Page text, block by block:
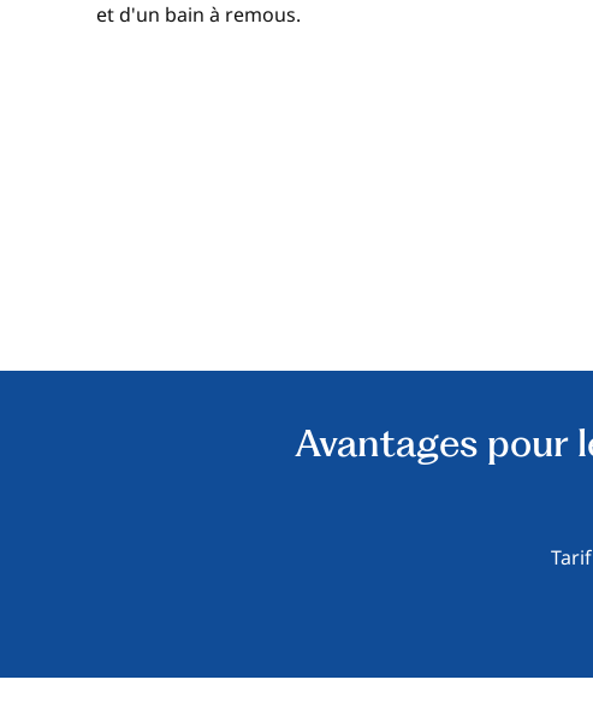
et d'un bain à remous.
Avantages pour